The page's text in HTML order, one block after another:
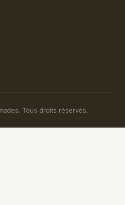
Tous droits réservés.